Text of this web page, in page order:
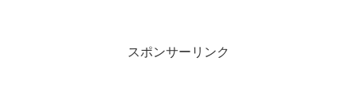
スポンサーリンク